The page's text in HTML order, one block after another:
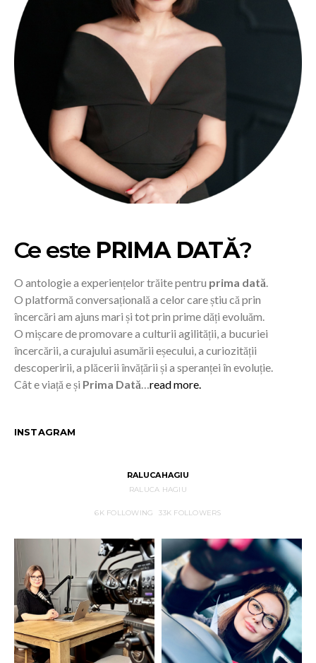
Ce este PRIMA DATĂ?
O antologie a experiențelor trăite pentru prima dată.
O platformă conversațională a celor care știu că prin
încercări am ajuns mari și tot prin prime dăți evoluăm.
O mișcare de promovare a culturii agilității, a bucuriei
încercării, a curajului asumării eșecului, a curiozității
descoperirii, a plăcerii învățării și a speranței în evoluție.
Cât e viață e și Prima Dată…read more.
INSTAGRAM
RALUCAHAGIU
RALUCA HAGIU
6KFOLLOWING 33K FOLLOWERS